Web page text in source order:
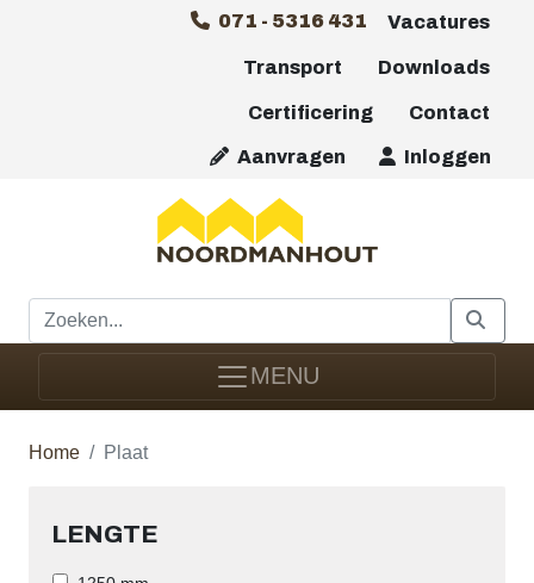
071 - 5316 431 Vacatures
Transport Downloads
Certificering Contact
Aanvragen Inloggen
MENU
Home Plaat
LENGTE